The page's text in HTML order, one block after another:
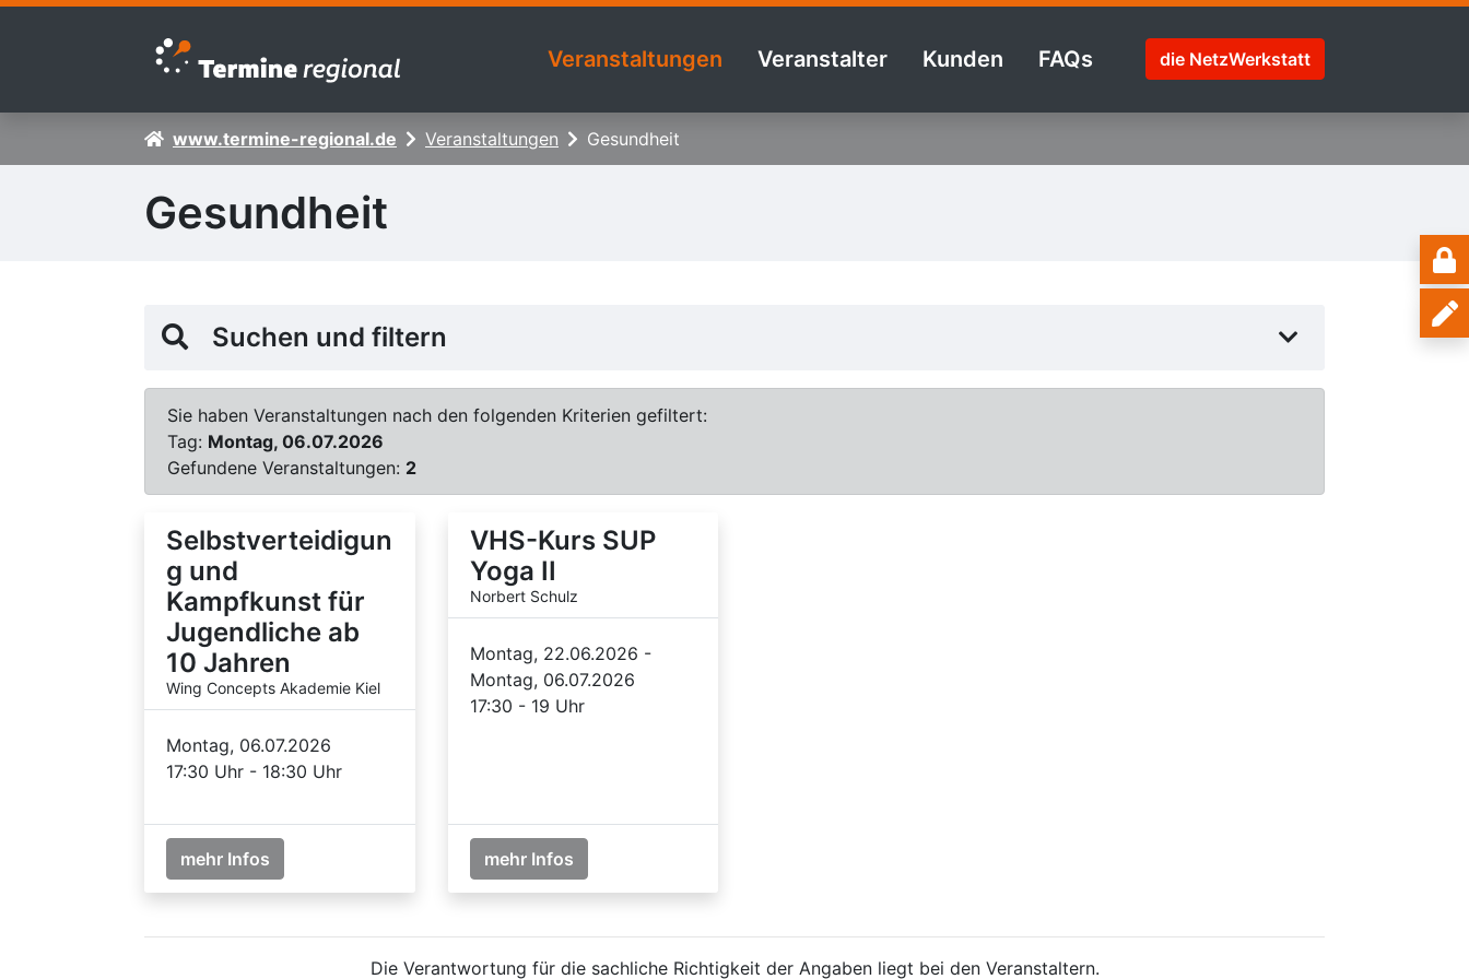
Zur Navigation springen
Zum Inhalt springen
Veranstaltungen Veranstalter Kunden FAQs die NetzWerkstatt
www.termine-regional.de Veranstaltungen Gesundheit
Gesundheit
Suchen und filtern
Sie haben Veranstaltungen nach den folgenden Kriterien gefiltert:
Tag: Montag, 06.07.2026
Gefundene Veranstaltungen: 2
Selbstverteidigun
g und
Kampfkunst für
Jugendliche ab
10 Jahren
Wing Concepts Akademie Kiel
Montag, 06.07.2026
17:30 Uhr - 18:30 Uhr
mehr Infos
VHS-Kurs SUP
Yoga II
Norbert Schulz
Montag, 22.06.2026 -
Montag, 06.07.2026
17:30 - 19 Uhr
mehr Infos
Die Verantwortung für die sachliche Richtigkeit der Angaben liegt bei den Veranstaltern.